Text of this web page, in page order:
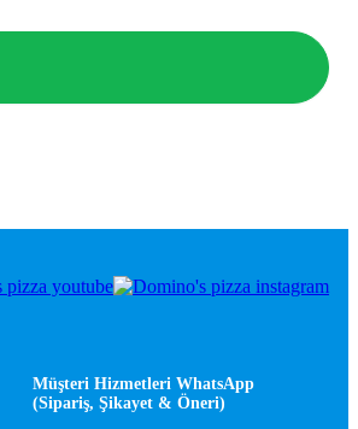
Müşteri Hizmetleri WhatsApp
(Sipariş, Şikayet & Öneri)